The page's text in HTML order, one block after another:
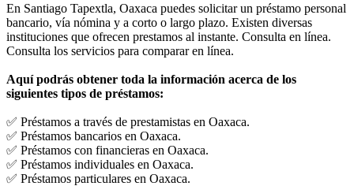
En Santiago Tapextla, Oaxaca puedes solicitar un préstamo personal
bancario, vía nómina y a corto o largo plazo. Existen diversas
instituciones que ofrecen prestamos al instante. Consulta en línea.
Consulta los servicios para comparar en línea.
Aquí podrás obtener toda la información acerca de los
siguientes tipos de préstamos:
✅ Préstamos a través de prestamistas en Oaxaca.
✅ Préstamos bancarios en Oaxaca.
✅ Préstamos con financieras en Oaxaca.
✅ Préstamos individuales en Oaxaca.
✅ Préstamos particulares en Oaxaca.